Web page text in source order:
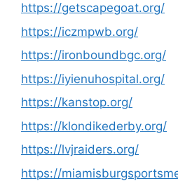
https://getscapegoat.org/
https://iczmpwb.org/
https://ironboundbgc.org/
https://iyienuhospital.org/
https://kanstop.org/
https://klondikederby.org/
https://lvjraiders.org/
https://